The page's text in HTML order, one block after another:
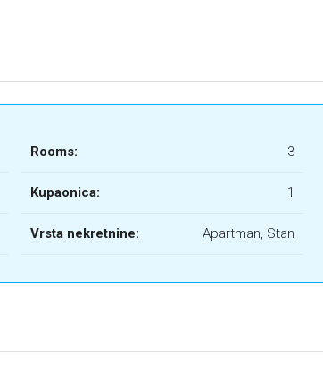
Rooms: 3
Kupaonica: 1
Vrsta nekretnine: Apartman, Stan